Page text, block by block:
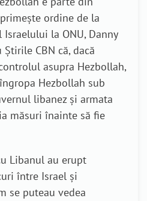
ordine de la
Israelului la ONU, Danny
CBN că, dacă
asupra Hezbollah,
Hezbollah sub
libanez și armata
măsuri înainte să fie
Libanul au erupt
între Israel și
se puteau vedea